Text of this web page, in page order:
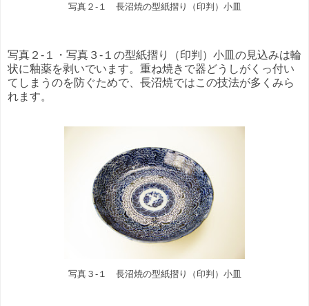
写真２-１ 長沼焼の型紙摺り（印判）小皿
写真２-１・写真３-１の型紙摺り（印判）小皿の見込みは輪
状に釉薬を剥いでいます。重ね焼きで器どうしがくっ付い
てしまうのを防ぐためで、長沼焼ではこの技法が多くみら
れます。
写真３-１ 長沼焼の型紙摺り（印判）小皿